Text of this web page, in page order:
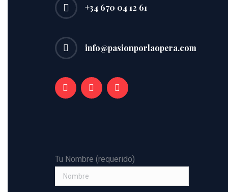
+34 670 04 12 61
info@pasionporlaopera.com
Tu Nombre (requerido)